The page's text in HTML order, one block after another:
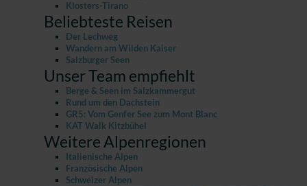
Klosters-Tirano
Beliebteste Reisen
Der Lechweg
Wandern am Wilden Kaiser
Salzburger Seen
Unser Team empfiehlt
Berge & Seen im Salzkammergut
Rund um den Dachstein
GR5: Vom Genfer See zum Mont Blanc
KAT Walk Kitzbühel
Weitere Alpenregionen
Italienische Alpen
Französische Alpen
Schweizer Alpen